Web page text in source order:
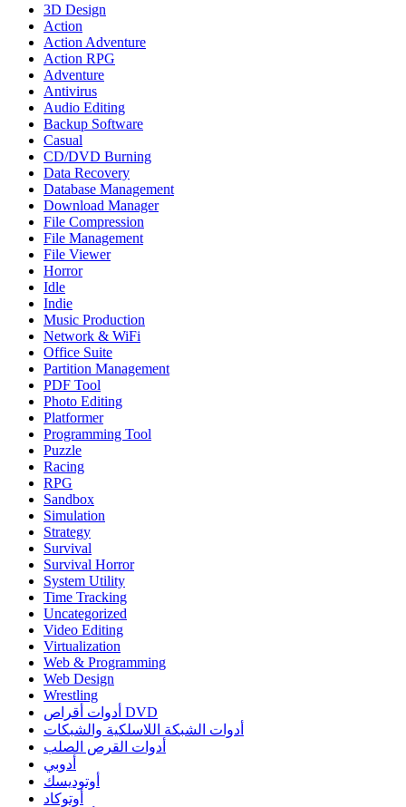
3D Design
Action
Action Adventure
Action RPG
Adventure
Antivirus
Audio Editing
Backup Software
Casual
CD/DVD Burning
Data Recovery
Database Management
Download Manager
File Compression
File Management
File Viewer
Horror
Idle
Indie
Music Production
Network & WiFi
Office Suite
Partition Management
PDF Tool
Photo Editing
Platformer
Programming Tool
Puzzle
Racing
RPG
Sandbox
Simulation
Strategy
Survival
Survival Horror
System Utility
Time Tracking
Uncategorized
Video Editing
Virtualization
Web & Programming
Web Design
Wrestling
أدوات أقراص DVD
أدوات الشبكة اللاسلكية والشبكات
أدوات القرص الصلب
أدوبي
أوتوديسك
أوتوكاد